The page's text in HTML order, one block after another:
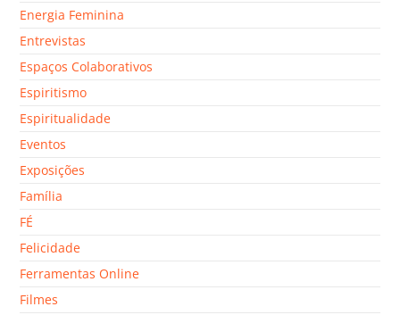
Energia Feminina
Entrevistas
Espaços Colaborativos
Espiritismo
Espiritualidade
Eventos
Exposições
Família
FÉ
Felicidade
Ferramentas Online
Filmes